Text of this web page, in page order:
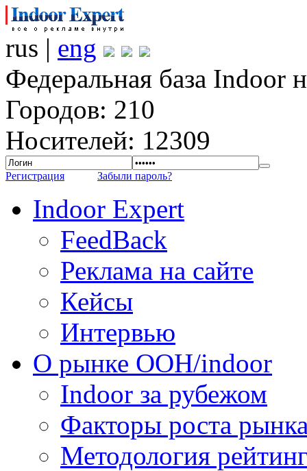
rus | eng
Федеральная база Indoor
Городов: 210
Носителей: 12309
Регистрация Забыли пароль?
Indoor Expert
FeedBack
Реклама на сайте
Кейсы
Интервью
О рынке OOH/indoor
Indoor за рубежом
Факторы роста
Методология